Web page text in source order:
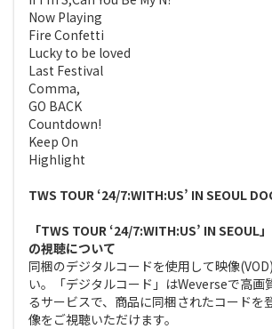
Now Playing
Fire Confetti
Lucky to be loved
Last Festival
Comma,
GO BACK
Countdown!
Keep On
Highlight
TWS TOUR ‘24/7:WITH:US’ IN SEOUL
「TWS TOUR ‘24/7:WITH:US’ IN SEOUL
の視聴について
同梱のデジタルコードを使用して映像
い。「デジタルコード」はWeverseで高画
るサービスで、商品に同梱されたコードを
像をご視聴いただけます。